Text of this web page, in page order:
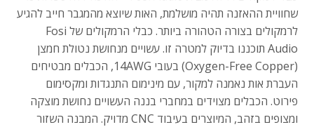
שחוויית ההאזנה תהיה מושלמת, האות שיוצא מהמגבר חייב להגיע
לרמקולים בצורה הטהורה ביותר. כבלי הרמקולים של Fosi
Audio תוכננו בדיוק למטרה זו. עשויים מנחושת נטולת חמצן
(Oxygen-Free Copper) בעובי 14AWG, הכבלים מבטיחים
העברת אות נאמנה למקור, עם מינימום התנגדות ומקסימום
פירוט. הכבלים מצוידים במחברי בננה העשויים נחושת מוצקה
ומצופים בזהב, המיוצרים בעיבוד CNC מדויק. המבנה השזור